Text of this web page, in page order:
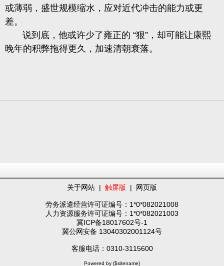
或薄弱，盛世规模缩水，应对近代冲击的能力或更
差。
说到底，他或许少了雍正的 “狠”，却可能让康熙
晚年的积弊拖得更久，加速清朝衰落。
关于网站 | 触屏版 | 网页版
劳务派遣经营许可证编号：1*0*082021008
人力资源服务许可证编号：1*0*082021003
冀ICP备18017602号-1
冀公网安备 13040302001124号
客服电话：0310-3115600
Powered by {$sitename}